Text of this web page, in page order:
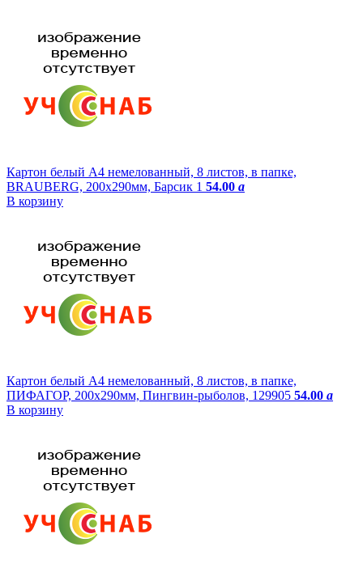
Картон белый А4 немелованный, 8 листов, в папке,
BRAUBERG, 200х290мм, Барсик 1 54.00 a
В корзину
Картон белый А4 немелованный, 8 листов, в папке,
ПИФАГОР, 200х290мм, Пингвин-рыболов, 129905 54.00 a
В корзину